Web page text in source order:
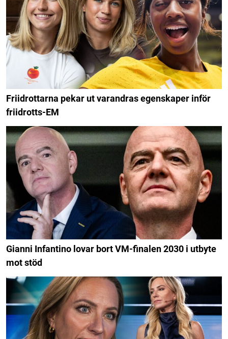
Friidrottarna pekar ut varandras egenskaper inför
friidrotts-EM
Gianni Infantino lovar bort VM-finalen 2030 i utbyte
mot stöd